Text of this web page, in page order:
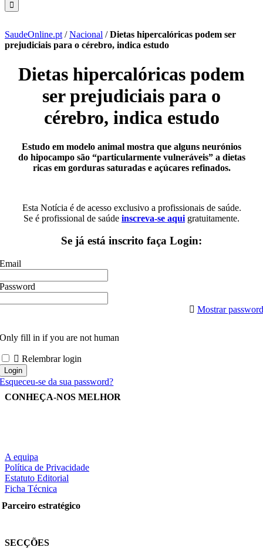
SaudeOnline.pt /Nacional /Dietas hipercalóricas podem ser
prejudiciais para o cérebro, indica estudo
Dietas hipercalóricas podem
ser prejudiciais para o
cérebro, indica estudo
Estudo em modelo animal mostra que alguns neurónios
do hipocampo são “particularmente vulneráveis” a dietas
ricas em gorduras saturadas e açúcares refinados.
Esta Notícia é de acesso exclusivo a profissionais de saúde.
Se é profissional de saúde inscreva-se aqui gratuitamente.
Se já está inscrito faça Login:
Email
Password
Mostrar password
Only fill in if you are not human
Relembrar login
Esqueceu-se da sua password?
CONHEÇA-NOS MELHOR
A equipa
Política de Privacidade
Estatuto Editorial
Ficha Técnica
Parceiro estratégico
SECÇÕES